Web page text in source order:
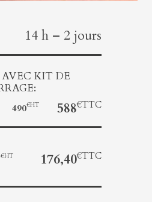
14 h – 2 jours
KIT DE
490 588
176,40